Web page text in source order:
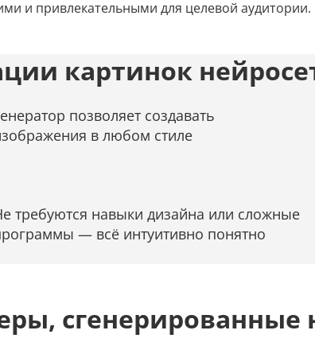
и привлекательными для целевой аудитории.
картинок
позволяет создавать
в любом стиле
требуются навыки дизайна или сложные
— всё интуитивно понятно
сгенерированные